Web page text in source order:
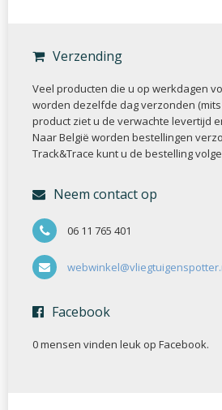
Verzending
Veel producten die u op werkdagen
worden dezelfde dag verzonden
product ziet u de verwachte levertijd
Naar België worden bestellingen
Track&Trace kunt u de bestelling
Neem contact op
06 11 765 401
Facebook
0 mensen vinden leuk op Facebook.